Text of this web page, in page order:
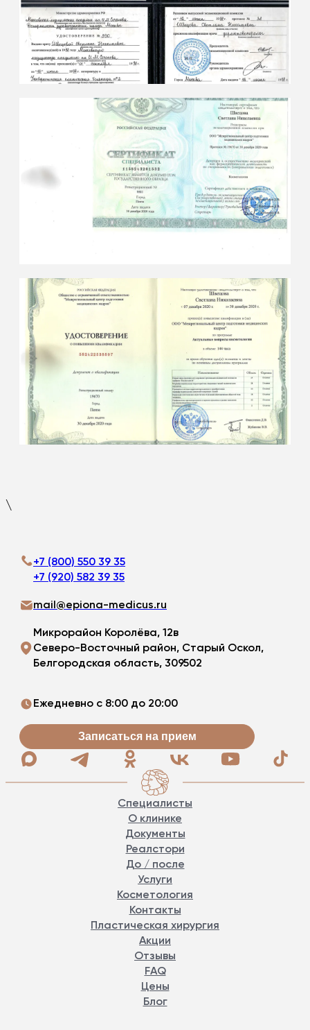
\
+7 (800) 550 39 35
+7 (920) 582 39 35
mail@epiona-medicus.ru
Микрорайон Королёва, 12в
Северо-Восточный район, Старый Оскол,
Белгородская область, 309502
Ежедневно с 8:00 до 20:00
Записаться на прием
Специалисты
О клинике
Документы
Реалстори
До / после
Услуги
Косметология
Контакты
Пластическая хирургия
Акции
Отзывы
FAQ
Цены
Блог